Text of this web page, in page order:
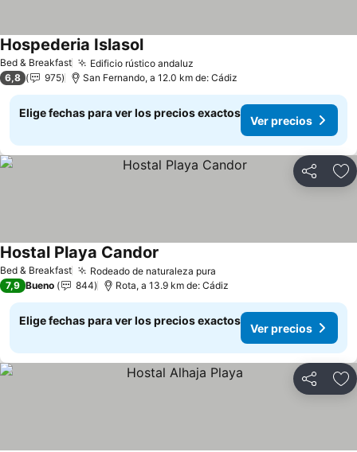
Bed & Breakfast Edificio rústico andaluz
Hospederia Islasol
6,8 975 San Fernando, a 12.0 km de: Cádiz
Elige fechas para ver los precios exactos
Ver precios
Compartir
Bed & Breakfast Rodeado de naturaleza pura
Hostal Playa Candor
7,9 Bueno 844 Rota, a 13.9 km de: Cádiz
Elige fechas para ver los precios exactos
Ver precios
Compartir